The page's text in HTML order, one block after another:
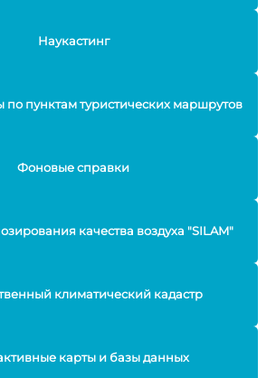
Наукастинг
по пунктам туристических маршрутов
Фоновые справки
качества воздуха "SILAM"
климатический кадастр
карты и базы данных